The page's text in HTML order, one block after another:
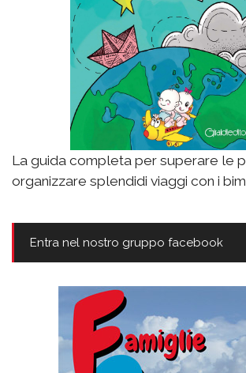
La guida completa per superare le
organizzare splendidi viaggi con i
Entra nel nostro gruppo facebook